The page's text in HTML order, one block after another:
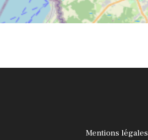
Mentions légales